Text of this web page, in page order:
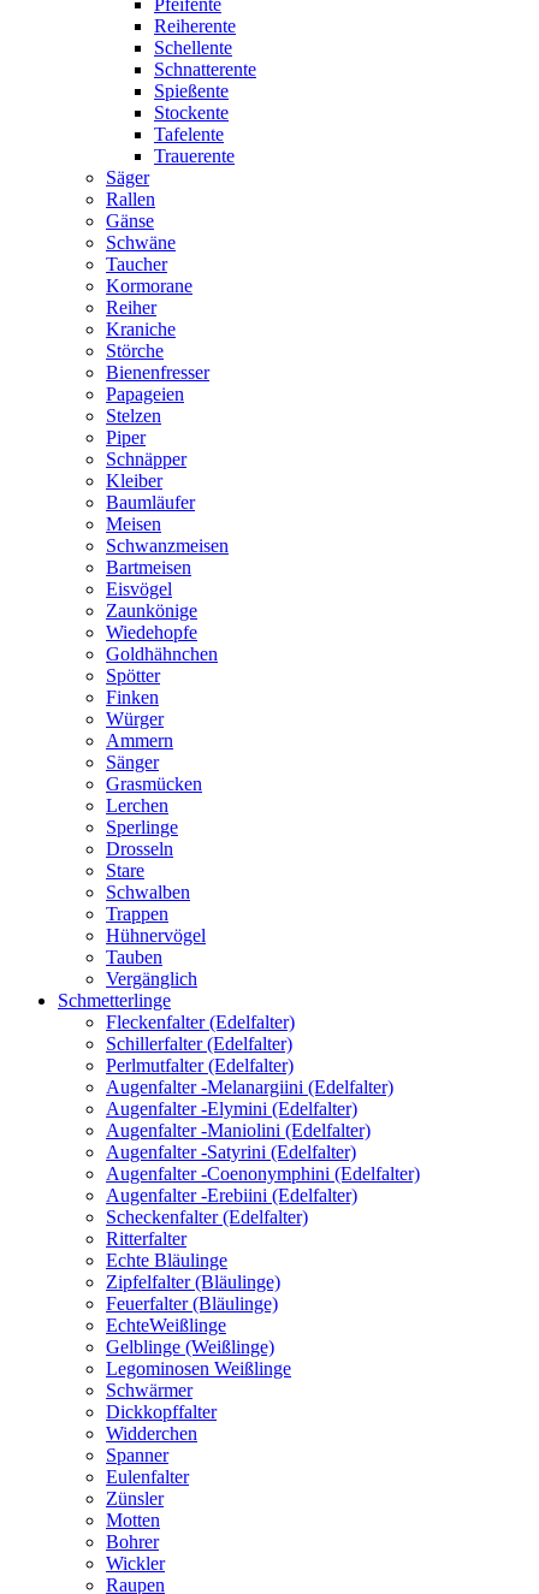
Pfeifente
Reiherente
Schellente
Schnatterente
Spießente
Stockente
Tafelente
Trauerente
Säger
Rallen
Gänse
Schwäne
Taucher
Kormorane
Reiher
Kraniche
Störche
Bienenfresser
Papageien
Stelzen
Piper
Schnäpper
Kleiber
Baumläufer
Meisen
Schwanzmeisen
Bartmeisen
Eisvögel
Zaunkönige
Wiedehopfe
Goldhähnchen
Spötter
Finken
Würger
Ammern
Sänger
Grasmücken
Lerchen
Sperlinge
Drosseln
Stare
Schwalben
Trappen
Hühnervögel
Tauben
Vergänglich
Schmetterlinge
Fleckenfalter (Edelfalter)
Schillerfalter (Edelfalter)
Perlmutfalter (Edelfalter)
Augenfalter -Melanargiini (Edelfalter)
Augenfalter -Elymini (Edelfalter)
Augenfalter -Maniolini (Edelfalter)
Augenfalter -Satyrini (Edelfalter)
Augenfalter -Coenonymphini (Edelfalter)
Augenfalter -Erebiini (Edelfalter)
Scheckenfalter (Edelfalter)
Ritterfalter
Echte Bläulinge
Zipfelfalter (Bläulinge)
Feuerfalter (Bläulinge)
EchteWeißlinge
Gelblinge (Weißlinge)
Legominosen Weißlinge
Schwärmer
Dickkopffalter
Widderchen
Spanner
Eulenfalter
Zünsler
Motten
Bohrer
Wickler
Raupen